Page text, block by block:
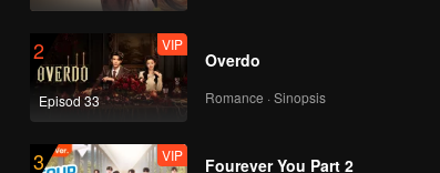
Team
VIP
《谁是峡谷垫底王？》
2
Episod 33
VIP
Overdo
Romance · Sinopsis
3 VIP
Fourever You Part 2